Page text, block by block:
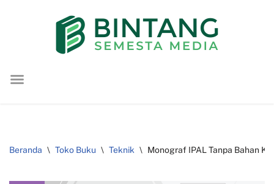
konten
Beranda \ Toko Buku \ Teknik \ Monograf IPAL Tanpa Bahan